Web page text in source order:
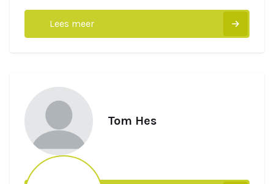
Lees meer
Tom Hes